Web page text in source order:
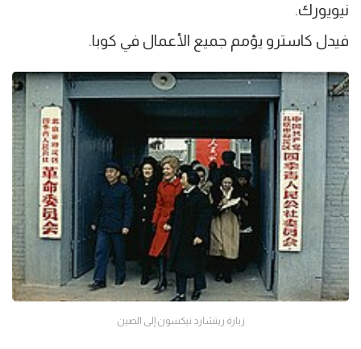
نيويورك.
فيدل كاسترو يؤمم جميع الأعمال في كوبا.
زيارة ريتشارد نيكسون إلى الصين